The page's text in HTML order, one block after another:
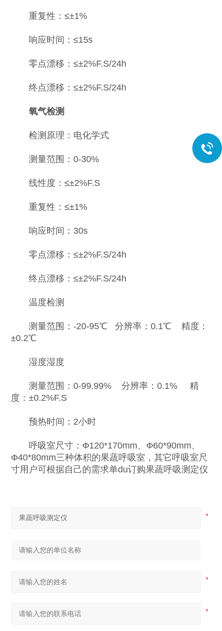
重复性：≤±1%
响应时间：≤15s
零点漂移：≤±2%F.S/24h
终点漂移：≤±2%F.S/24h
氧气检测
检测原理：电化学式
测量范围：0-30%
线性度：≤±2%F.S
重复性：≤±1%
响应时间：30s
零点漂移：≤±2%F.S/24h
终点漂移：≤±2%F.S/24h
温度检测
测量范围：-20-95℃ 分辨率：0.1℃ 精度：
±0.2℃
湿度湿度
测量范围：0-99.99% 分辨率：0.1% 精
度：±0.2%F.S
预热时间：2小时
呼吸室尺寸：Φ120*170mm、Φ60*90mm、
Φ40*80mm三种体积的果蔬呼吸室，其它呼吸室尺
寸用户可根据自己的需求单du订购果蔬呼吸测定仪